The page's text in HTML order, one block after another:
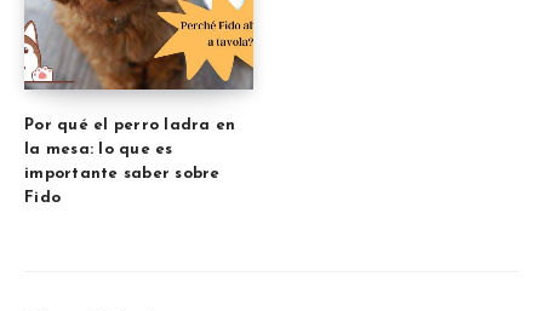
Por qué el perro ladra en
la mesa: lo que es
importante saber sobre
Fido